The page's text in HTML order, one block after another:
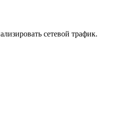
сетевой трафик.